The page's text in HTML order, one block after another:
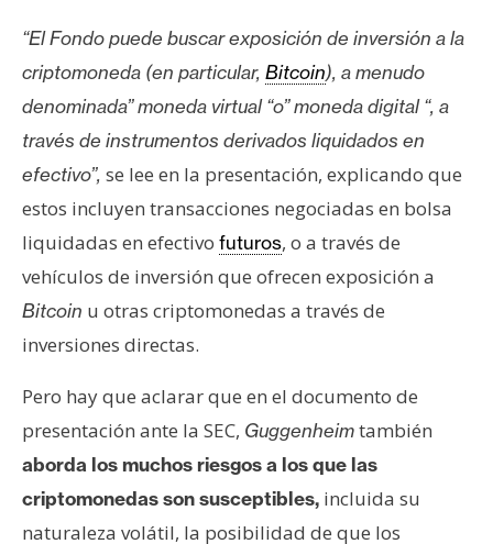
i
s
N
o
a
s
d
e
r
e
n
s
a
“El Fondo puede buscar exposición de inversión a la
criptomoneda (en particular, Bitcoin), a menudo
denominada” moneda virtual “o” moneda digital “, a
través de instrumentos derivados liquidados en
efectivo”, se lee en la presentación, explicando que
estos incluyen transacciones negociadas en bolsa
liquidadas en efectivo futuros, o a través de
vehículos de inversión que ofrecen exposición a
Bitcoin u otras criptomonedas a través de
inversiones directas.
Pero hay que aclarar que en el documento de
presentación ante la SEC, Guggenheimtambién
aborda los muchos riesgos a los que las
criptomonedas son susceptibles, incluida su
naturaleza volátil, la posibilidad de que los